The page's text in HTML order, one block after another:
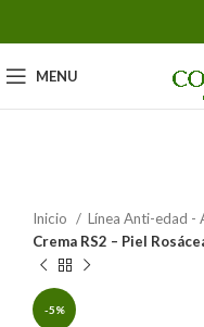
MENU
Inicio Línea Anti-edad -
Crema RS2 – Piel
-5%